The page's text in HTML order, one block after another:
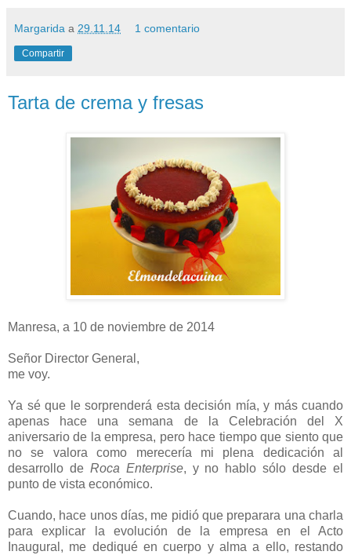
Margarida a 29.11.14 1 comentario
Compartir
Tarta de crema y fresas
Manresa, a 10 de noviembre de 2014
Señor Director General,
me voy.
Ya sé que le sorprenderá esta decisión mía, y más cuando
apenas hace una semana de la Celebración del X
aniversario de la empresa, pero hace tiempo que siento que
no se valora como merecería mi plena dedicación al
desarrollo de Roca Enterprise, y no hablo sólo desde el
punto de vista económico.
Cuando, hace unos días, me pidió que preparara una charla
para explicar la evolución de la empresa en el Acto
Inaugural, me dediqué en cuerpo y alma a ello, restando